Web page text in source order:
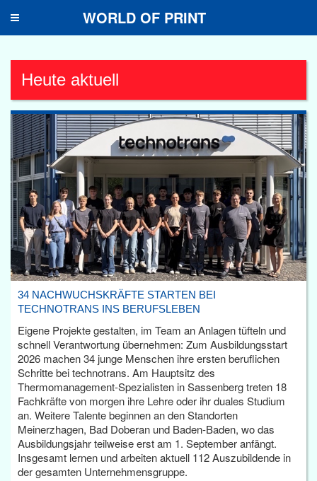
Toggle
WORLD OF PRINT
Heute aktuell
34 NACHWUCHSKRÄFTE STARTEN BEI
TECHNOTRANS INS BERUFSLEBEN
Eigene Projekte gestalten, im Team an Anlagen tüfteln und
schnell Verantwortung übernehmen: Zum Ausbildungsstart
2026 machen 34 junge Menschen ihre ersten beruflichen
Schritte bei technotrans. Am Hauptsitz des
Thermomanagement-Spezialisten in Sassenberg treten 18
Fachkräfte von morgen ihre Lehre oder ihr duales Studium
an. Weitere Talente beginnen an den Standorten
Meinerzhagen, Bad Doberan und Baden-Baden, wo das
Ausbildungsjahr teilweise erst am 1. September anfängt.
Insgesamt lernen und arbeiten aktuell 112 Auszubildende in
der gesamten Unternehmensgruppe.